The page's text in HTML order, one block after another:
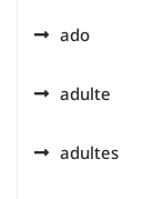
ado
adulte
adultes